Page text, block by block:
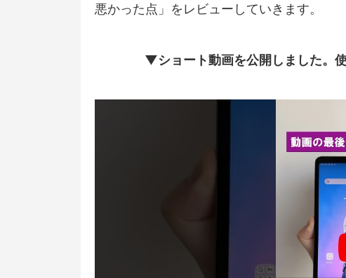
悪かった点」をレビューしていきます。
▼ショート動画を公開しました。